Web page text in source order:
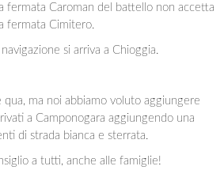
fermata Caroman del battello non accetta
fermata Cimitero.
si arriva a Chioggia.
ma noi abbiamo voluto aggiungere
a Camponogara aggiungendo una
di strada bianca e sterrata.
a tutti, anche alle famiglie!